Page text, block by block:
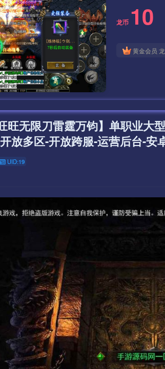
龙币 10
黄金会员
旺无限刀雷霆万钧】单职业
放多区-开放跨服-运营后台-安
UID:19